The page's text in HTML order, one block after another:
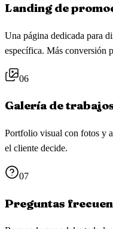
Landing de
Una página dedicada para
específica. Más conversión
06
Galería de
Portfolio visual con fotos y
el cliente decide.
07
Preguntas